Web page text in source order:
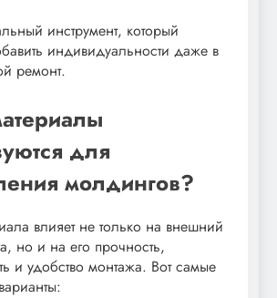
инструмент, который
индивидуальности даже в
ремонт.
для
молдингов?
влияет не только на внешний
но и на его прочность,
и удобство монтажа. Вот самые